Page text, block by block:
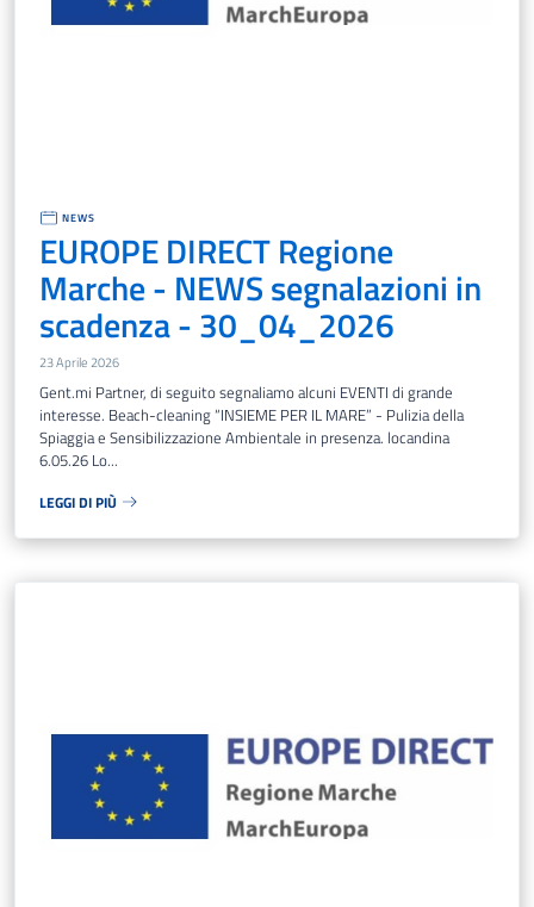
NEWS
EUROPE DIRECT Regione
Marche - NEWS segnalazioni in
scadenza - 30_04_2026
23 Aprile 2026
Gent.mi Partner, di seguito segnaliamo alcuni EVENTI di grande
interesse. Beach-cleaning “INSIEME PER IL MARE” - Pulizia della
Spiaggia e Sensibilizzazione Ambientale in presenza. locandina
6.05.26 Lo...
LEGGI DI PIÙ